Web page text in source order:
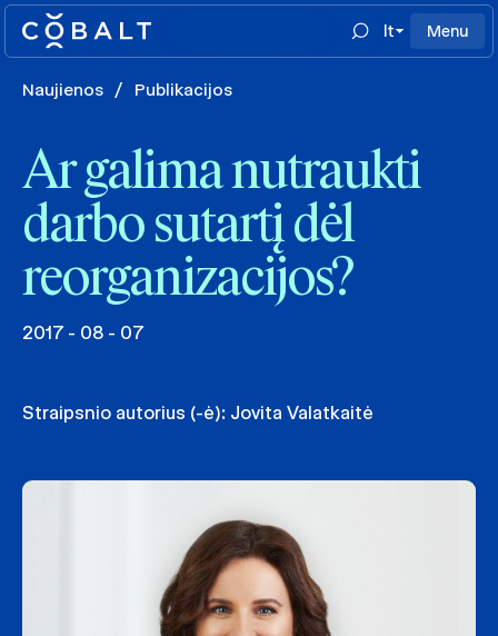
lt Menu
Naujienos / Publikacijos
Ar galima nutraukti
darbo sutartį dėl
reorganizacijos?
2017 - 08 - 07
Straipsnio autorius (-ė): Jovita Valatkaitė